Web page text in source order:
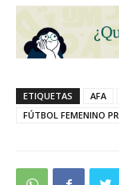
ETIQUETAS AFA
FÚTBOL FEMENINO